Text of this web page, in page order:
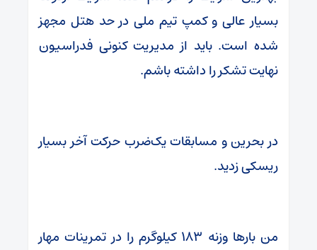
بسیار عالی و کمپ تیم ملی در حد هتل مجهز
شده است. باید از مدیریت کنونی فدراسیون
نهایت تشکر را داشته باشم.
در بحرین و مسابقات یک‌ضرب حرکت آخر بسیار
ریسکی زدید.
من بارها وزنه ۱۸۳ کیلوگرم را در تمرینات مهار